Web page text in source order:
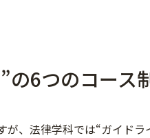
の6つのコース
が、法律学科では“ガイド